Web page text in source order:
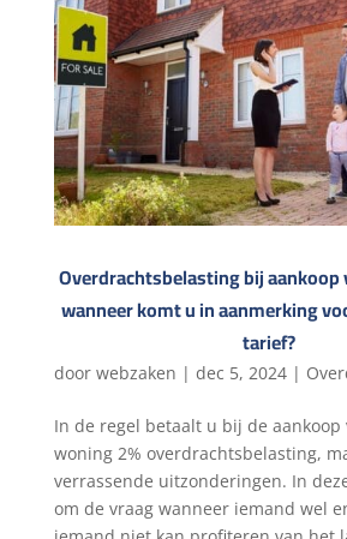
Overdrachtsbelasting bij aankoop
wanneer komt u in aanmerking
tarief?
door webzaken | dec 5, 2024|
In de regel betaalt u bij de aankoop
woning 2% overdrachtsbelasting,
verrassende uitzonderingen. In
om de vraag wanneer iemand wel